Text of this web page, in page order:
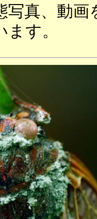
写真、動
す。